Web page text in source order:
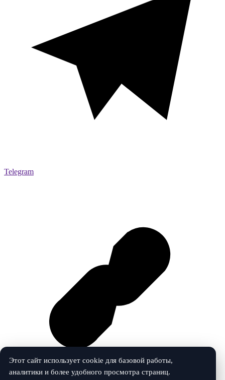
Telegram
Этот сайт использует cookie для базовой работы,
аналитики и более удобного просмотра страниц.